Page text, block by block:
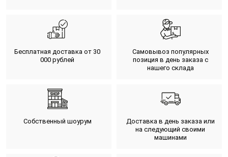
Бесплатная доставка от 30
000 рублей
Самовывоз популярных
позиция в день заказа с
нашего склада
Собственный шоурум
Доставка в день заказа или
на следующий своими
машинами